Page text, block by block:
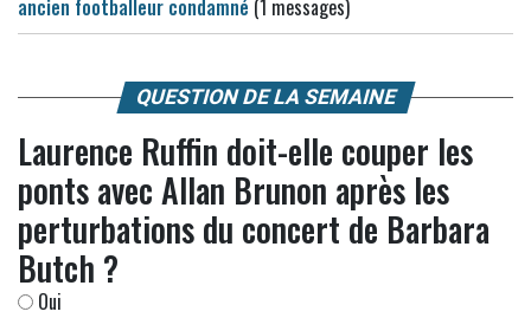
ancien footballeur condamné (1 messages)
QUESTION DE LA SEMAINE
Laurence Ruffin doit-elle couper les
ponts avec Allan Brunon après les
perturbations du concert de Barbara
Butch ?
Oui